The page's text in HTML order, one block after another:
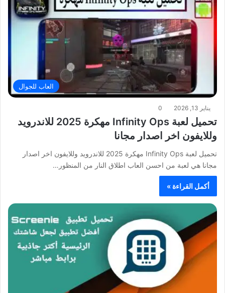
العاب للجوال
يناير 13, 2026 0
تحميل لعبة Infinity Ops مهكرة 2025 للاندرويد
وللايفون اخر اصدار مجانا
تحميل لعبة Infinity Ops مهكرة 2025 للاندرويد وللايفون اخر اصدار
مجانا هي لعبة من احسن العاب اطلاق النار من المنظور…
أكمل القراءة »